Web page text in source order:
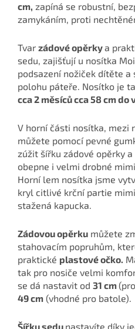
cm, zapíná se robustní,
zamykáním, proti
Tvar zádové opěrkya
sedu, zajišťují u nosítka
podsazení nožiček dítěte
polohu páteře. Nosítko je
cca 2 měsíců cca 58 cm
V horní části nosítka, mezi
můžete pomocí pevné
zúžit šířku zádové opěrky
obepne i velmi drobné
Horní lem nosítka jsme
kryl citlivé krční partie
stažená kapucka.
Zádovou opěrku můžete
stahovacím popruhům,
praktické plastové očko.
tak pro nosiče velmi
se dá nastavit od 31 cm
49 cm (vhodné pro batole).
Šířku sedu nastavíte díky